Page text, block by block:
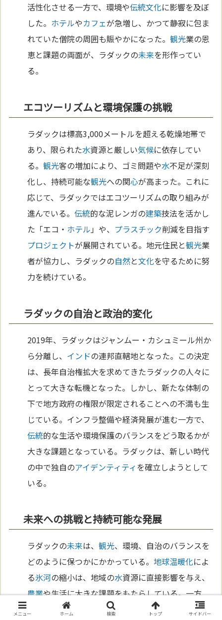
活性化させる一方で、環境や伝統文化に影響を及ぼ
した。 ホテルやカフェが急増し、かつて静寂に包ま
れていた僧院の周囲も賑やかになった。観光業の恩
恵と課題の両面が、ラダックの未来を形作ってい
る。
エコツーリズムと環境保護の挑戦
ラダックは標高3,000メートルを超える乾燥地帯で
あり、限られた水資源と厳しい気候に依存してい
る。観光客の増加により、ゴミ問題や水不足が深刻
化し、持続可能な観光への関心が高まった。これに
応じて、ラダックではエコツーリズムの取り組みが
進んでいる。伝統的な泥レンガの建築技法を活かし
た「エコ・ ホテル 」や、 プラスチック削減を目指す
プロジェクトが展開されている。地元住民と観光業
者が協力し、ラダックの自然と文化を守るために努
力を続けている。
ラダックの自治と政治的変化
2019年、ラダックはジャンムー・カシュミール州か
ら分離し、 インドの連邦直轄地となった。この決定
は、長年自治権拡大を求めてきたラダックの人々に
とって大きな転機となった。しかし、新たな体制の
下で地方政府の権限が限定されることへの不満も生
じている。インフラ整備や経済発展が進む一方で、
伝統的な生活や環境保護のバランスをどう取るかが
大きな課題となっている。ラダックは、新しい時代
の中で独自のアイデンティティを確立しようとして
いる。
未来への挑戦と持続可能な発展
ラダックの未来は、観光、環境、自治のバランスを
どのように保つかにかかっている。地球温暖化によ
る氷河の縮小は、地域の水資源に直接影響を与え、
農業や生活に大きな課題をもたらしている。一方
で、若者たちは新しい 技術
やビジネスの可能性を探
メニュー ホーム 検索 トップ サイドバー